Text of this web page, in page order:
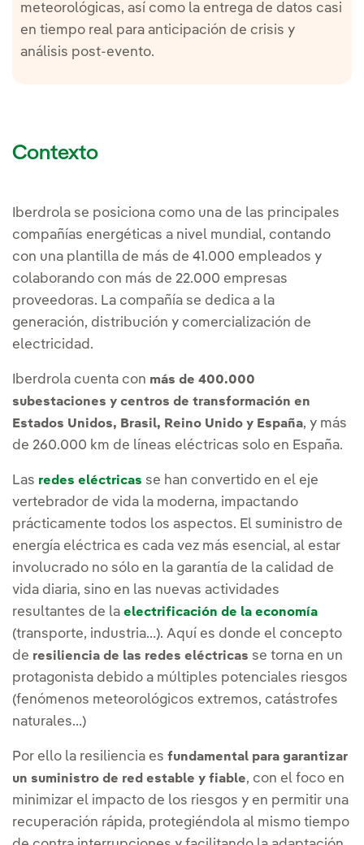
meteorológicas, así como la entrega de datos casi
en tiempo real para anticipación de crisis y
análisis post-evento.
Contexto
Iberdrola se posiciona como una de las principales
compañías energéticas a nivel mundial, contando
con una plantilla de más de 41.000 empleados y
colaborando con más de 22.000 empresas
proveedoras. La compañía se dedica a la
generación, distribución y comercialización de
electricidad.
Iberdrola cuenta con más de 400.000
subestaciones y centros de transformación en
Estados Unidos, Brasil, Reino Unido y España, y más
de 260.000 km de líneas eléctricas solo en España.
Las redes eléctricas se han convertido en el eje
vertebrador de vida la moderna, impactando
prácticamente todos los aspectos. El suministro de
energía eléctrica es cada vez más esencial, al estar
involucrado no sólo en la garantía de la calidad de
vida diaria, sino en las nuevas actividades
resultantes de la electrificación de la economía
(transporte, industria…). Aquí es donde el concepto
de resiliencia de las redes eléctricas se torna en un
protagonista debido a múltiples potenciales riesgos
(fenómenos meteorológicos extremos, catástrofes
naturales…)
Por ello la resiliencia es fundamental para garantizar
un suministro de red estable y fiable, con el foco en
minimizar el impacto de los riesgos y en permitir una
recuperación rápida, protegiéndola al mismo tiempo